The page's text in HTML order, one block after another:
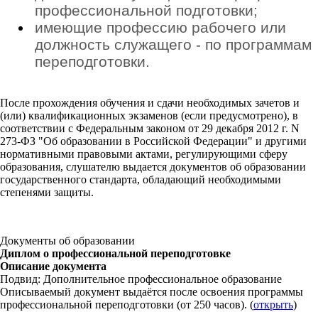
профессиональной подготовки;
имеющие профессию рабочего или
должность служащего - по программам
переподготовки.
После прохождения обучения и сдачи необходимых зачетов и
(или) квалификационных экзаменов (если предусмотрено), в
соответствии с Федеральным законом от 29 декабря 2012 г. N
273-ФЗ "Об образовании в Российской Федерации" и другими
нормативными правовыми актами, регулирующими сферу
образования, слушателю выдается документов об образовании
государственного стандарта, обладающий необходимыми
степенями защиты.
Документы об образовании
Диплом о профессиональной переподготовке
Описание документа
Подвид: Дополнительное профессиональное образование
Описываемый документ выдаётся после освоения программы
профессиональной переподготовки (от 250 часов). (открыть)